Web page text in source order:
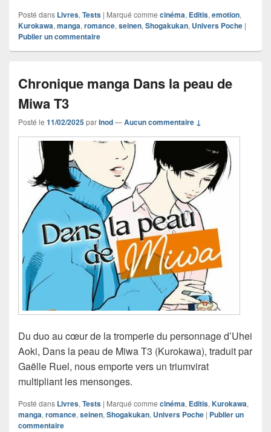
Posté dans Livres, Tests | Marqué comme cinéma, Editis, emotion,
Kurokawa, manga, romance, seinen, Shogakukan, Univers Poche |
Publier un commentaire
Chronique manga Dans la peau de
Miwa T3
Posté le 11/02/2025parInod—Aucun commentaire ↓
Du duo au cœur de la tromperie du personnage d’Uhei
Aoki, Dans la peau de Miwa T3 (Kurokawa), traduit par
Gaëlle Ruel, nous emporte vers un triumvirat
multipliant les mensonges.
Posté dans Livres,Tests | Marqué comme cinéma, Editis,Kurokawa,
manga,romance,seinen,Shogakukan, Univers Poche | Publier un
commentaire